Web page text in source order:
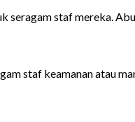
seragam staf mereka.
staf keamanan atau